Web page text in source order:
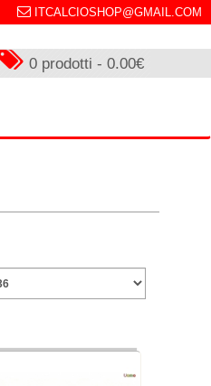
ITCALCIOSHOP@GMAIL.COM
0 prodotti - 0.00€